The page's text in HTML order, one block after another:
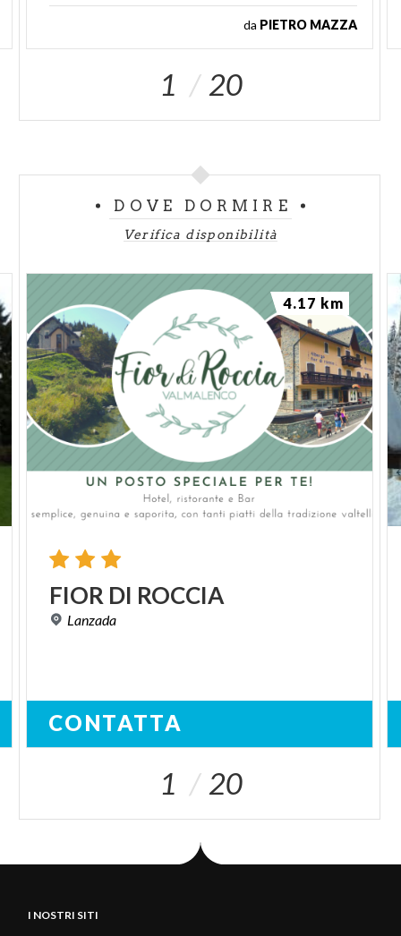
da PIETRO MAZZA
1 20
DOVE DORMIRE
Verifica disponibilità
FIOR DI ROCCIA
Lanzada
CONTATTA
4.17 km
1 20
I NOSTRI SITI